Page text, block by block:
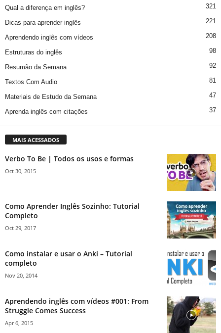
Qual a diferença em inglês? 321
Dicas para aprender inglês 221
Aprendendo inglês com vídeos 208
Estruturas do inglês 98
Resumão da Semana 92
Textos Com Audio 81
Materiais de Estudo da Semana 47
Aprenda inglês com citações 37
MAIS ACESSADOS
Verbo To Be | Todos os usos e formas
Oct 30, 2015
Como Aprender Inglês Sozinho: Tutorial
Completo
Oct 29, 2017
Como instalar e usar o Anki – Tutorial
completo
Nov 20, 2014
Aprendendo inglês com vídeos #001: From
Struggle Comes Success
Apr 6, 2015